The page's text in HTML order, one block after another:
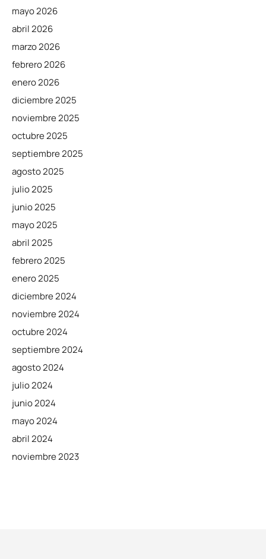
mayo 2026
abril 2026
marzo 2026
febrero 2026
enero 2026
diciembre 2025
noviembre 2025
octubre 2025
septiembre 2025
agosto 2025
julio 2025
junio 2025
mayo 2025
abril 2025
febrero 2025
enero 2025
diciembre 2024
noviembre 2024
octubre 2024
septiembre 2024
agosto 2024
julio 2024
junio 2024
mayo 2024
abril 2024
noviembre 2023